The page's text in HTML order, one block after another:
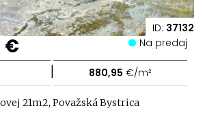
ID: 37132
€ Na predaj
| 880,95 €/m²
21m2, Považská Bystrica